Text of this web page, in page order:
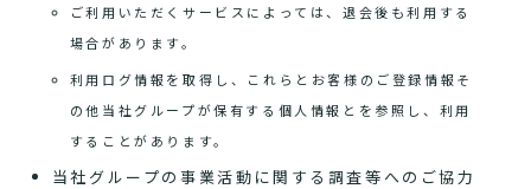
ご利用いただくサービスによっては、退会後も利用する
場合があります。
利用ログ情報を取得し、これらとお客様のご登録情報そ
の他当社グループが保有する個人情報とを参照し、利用
することがあります。
当社グループの事業活動に関する調査等へのご協力